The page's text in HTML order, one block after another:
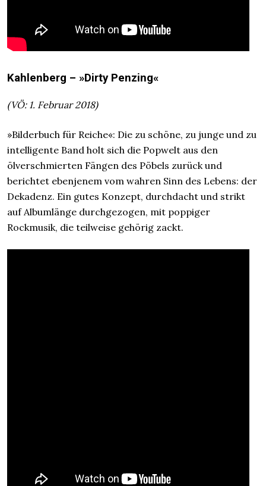
Kahlenberg – »Dirty Penzing«
(VÖ: 1. Februar 2018)
»Bilderbuch für Reiche«: Die zu schöne, zu junge und zu
intelligente Band holt sich die Popwelt aus den
ölverschmierten Fängen des Pöbels zurück und
berichtet ebenjenem vom wahren Sinn des Lebens: der
Dekadenz. Ein gutes Konzept, durchdacht und strikt
auf Albumlänge durchgezogen, mit poppiger
Rockmusik, die teilweise gehörig zackt.